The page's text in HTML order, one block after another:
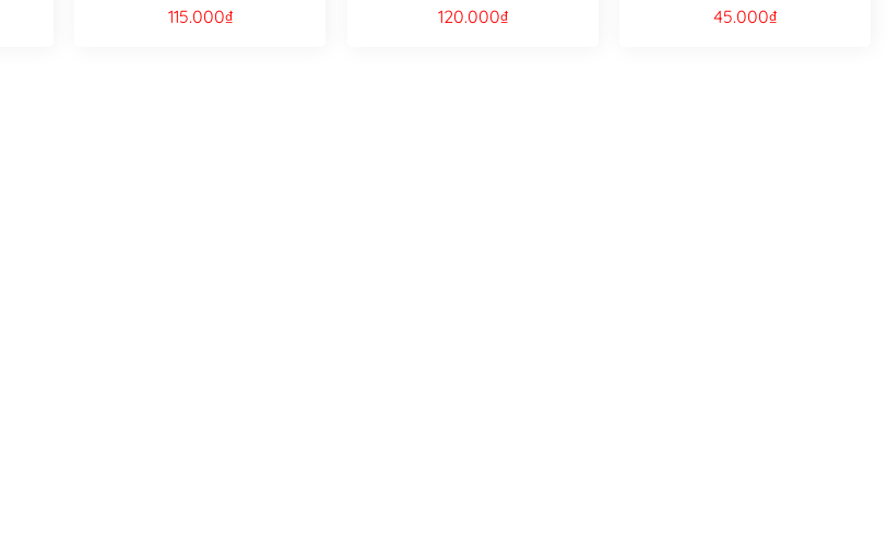
115.000₫ 120.000₫ 45.000₫